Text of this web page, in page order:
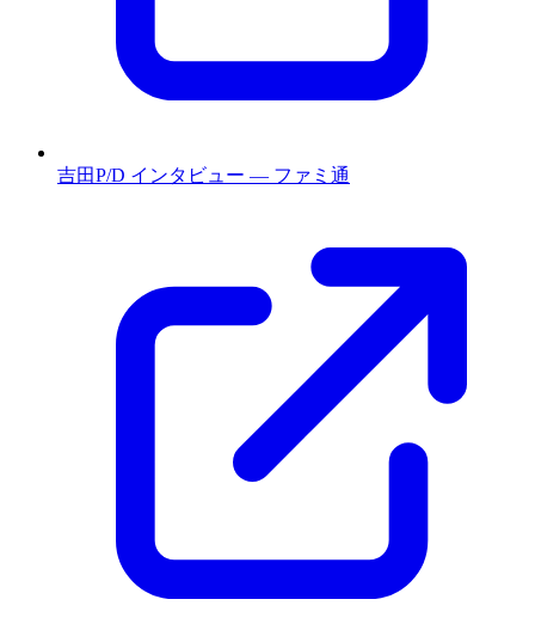
吉田P/D インタビュー — ファミ通